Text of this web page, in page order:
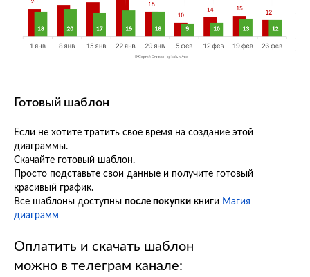
Готовый шаблон
Если не хотите тратить свое время на создание этой
диаграммы.
Скачайте готовый шаблон.
Просто подставьте свои данные и получите готовый
красивый график.
Все шаблоны доступны после покупки книги Магия
диаграмм
Оплатить и скачать шаблон
можно в телеграм канале: